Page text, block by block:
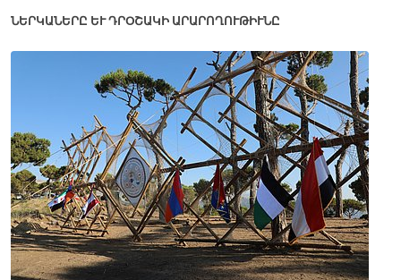
ՆԵՐԿԱՆԵՐԸ ԵՒ ԴՐՕՇԱԿԻ ԱՐԱՐՈՂՈՒԹԻՒՆԸ